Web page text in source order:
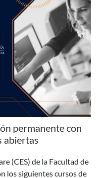
permanente con
abiertas
(CES) de la Facultad de
los siguientes cursos de